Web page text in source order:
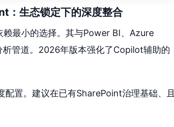
生态锁定下的深度整合
最小的选择。其与Power BI、Azure
管道。2026年版本强化了Copilot辅助的
置。建议在已有SharePoint治理基础、且